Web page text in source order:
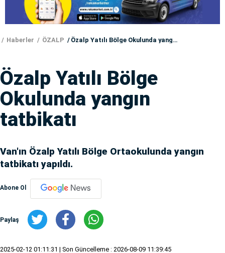
Haberler ÖZALP Özalp Yatılı Bölge Okulunda yangın tatbikatı
Özalp Yatılı Bölge
Okulunda yangın
tatbikatı
Van'ın Özalp Yatılı Bölge Ortaokulunda yangın
tatbikatı yapıldı.
Abone Ol
Paylaş
2025-02-12 01:11:31 | Son Güncelleme : 2026-08-09 11:39:45